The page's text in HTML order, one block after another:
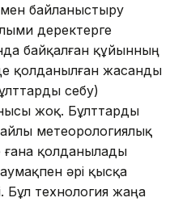
байланыстыру
деректерге
байқалған құйынның
қолданылған жасанды
себу)
жоқ. Бұлттарды
метеорологиялық
ғана қолданылады
әрі қысқа
Бұл технология жаңа